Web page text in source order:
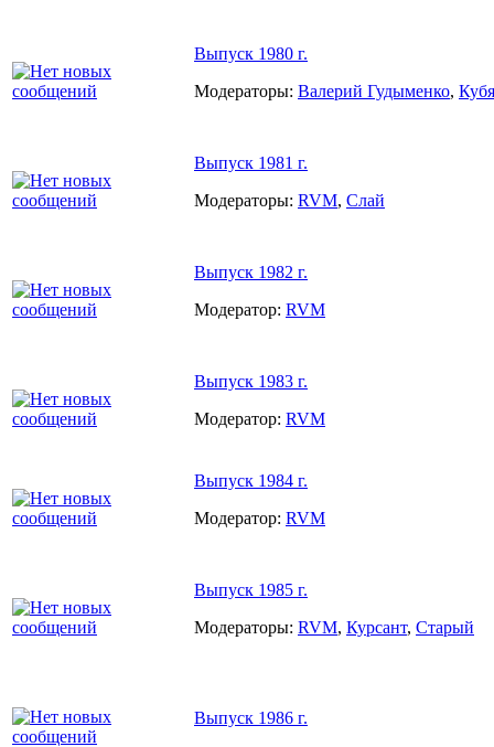
Выпуск 1980 г.
Модераторы: Валерий Гудыменко,
Выпуск 1981 г.
Модераторы: RVM, Слай
Выпуск 1982 г.
Модератор: RVM
Выпуск 1983 г.
Модератор: RVM
Выпуск 1984 г.
Модератор: RVM
Выпуск 1985 г.
Модераторы: RVM, Курсант, Старый
Выпуск 1986 г.